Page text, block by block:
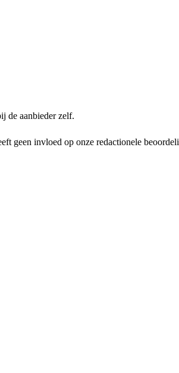
de aanbieder zelf.
geen invloed op onze redactionele